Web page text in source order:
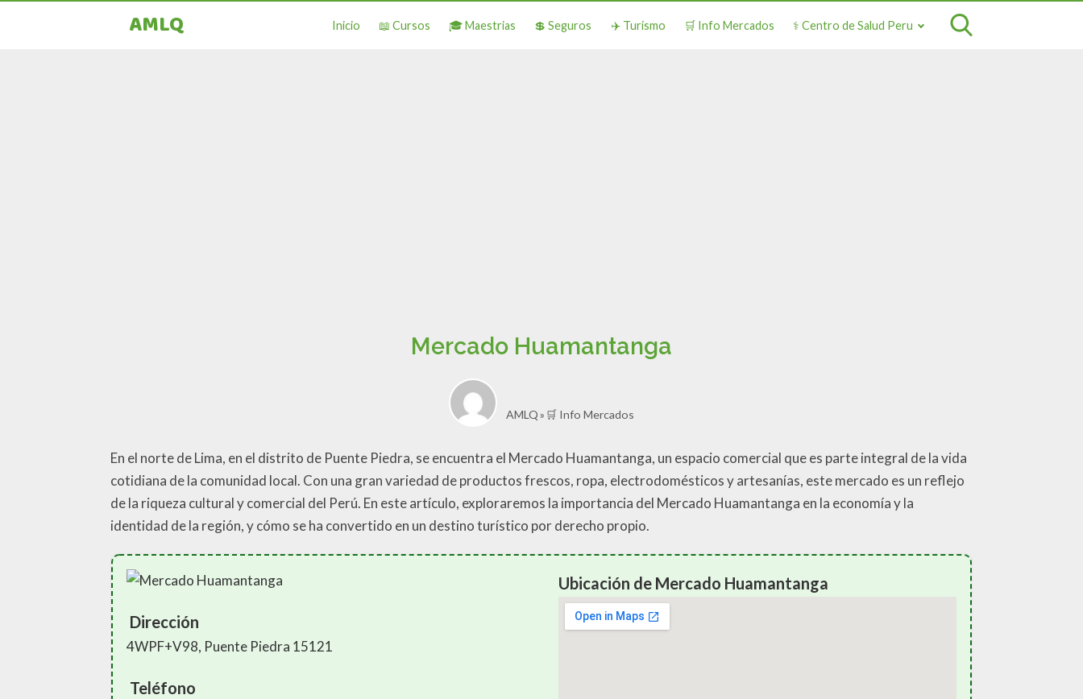
AMLQ Inicio 📖 Cursos 🎓 Maestrias 💲 Seguros ✈️ Turismo 🛒 Info Mercados ⚕️ Centro de Salud Peru
Mercado Huamantanga
AMLQ 🛒 Info Mercados
En el norte de Lima, en el distrito de Puente Piedra, se encuentra el Mercado Huamantanga, un espacio comercial que es parte integral de la vida
cotidiana de la comunidad local. Con una gran variedad de productos frescos, ropa, electrodomésticos y artesanías, este mercado es un reflejo
de la riqueza cultural y comercial del Perú. En este artículo, exploraremos la importancia del Mercado Huamantanga en la economía y la
identidad de la región, y cómo se ha convertido en un destino turístico por derecho propio.
Dirección
4WPF+V98, Puente Piedra 15121
Teléfono
Ubicación de Mercado Huamantanga